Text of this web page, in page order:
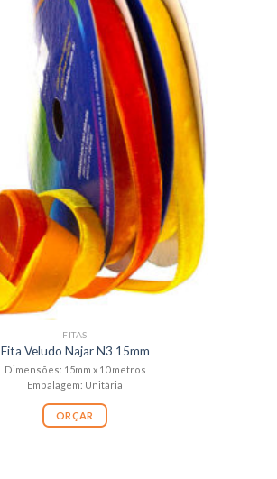
FITAS
Fita Veludo Najar N3 15mm
Dimensões: 15mm x 10 metros
Embalagem: Unitária
ORÇAR